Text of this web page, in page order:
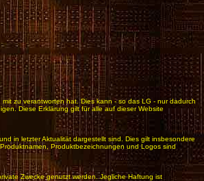
zu verantworten hat. Dies kann - so das LG - nur dadurch
Diese Erklärung gilt für alle auf dieser Website
in letzter Aktualität dargestellt sind. Dies gilt insbesondere
Produktbezeichnungen und Logos sind
Zwecke genutzt werden. Jegliche Haftung ist